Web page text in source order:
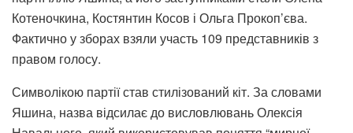
Котеночкина, Костянтин Косов і Ольга Прокоп’єва.
Фактично у зборах взяли участь 109 представників з
правом голосу.
Символікою партії став стилізований кіт. За словами
Яшина, назва відсилає до висловлювань Олексія